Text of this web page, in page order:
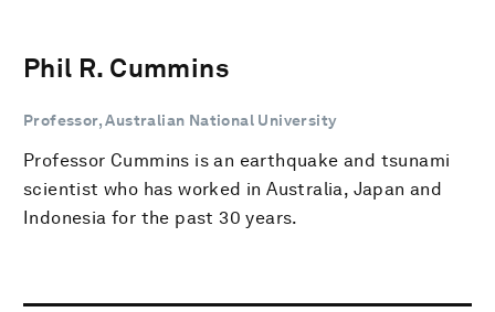
Phil R. Cummins
Professor, Australian National University
Professor Cummins is an earthquake and tsunami
scientist who has worked in Australia, Japan and
Indonesia for the past 30 years.